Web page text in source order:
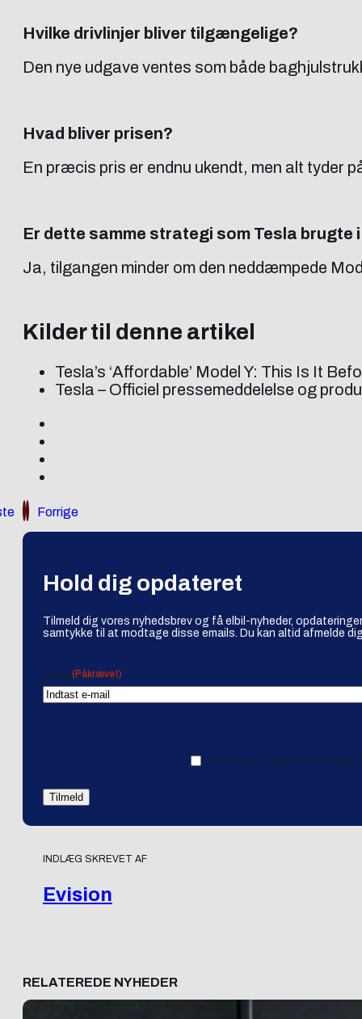
Hvilke drivlinjer bliver tilgængelige?
Den nye udgave ventes som både
Hvad bliver prisen?
En præcis pris er endnu ukendt, men alt tyder
Er dette samme strategi som Tesla brugte
Ja, tilgangen minder om den neddæmpede
Kilder til denne artikel
Tesla’s ‘Affordable’ Model Y: This Is It
Tesla – Officiel pressemeddelelse og
Forrige
Hold dig opdateret
Tilmeld dig vores nyhedsbrev og få elbil-nyheder,
samtykke til at modtage disse emails. Du kan altid afmelde
Email (Påkrævet)
Ja tak, jeg vil gerne modtage
INDLÆG SKREVET AF
Evision
RELATEREDE NYHEDER